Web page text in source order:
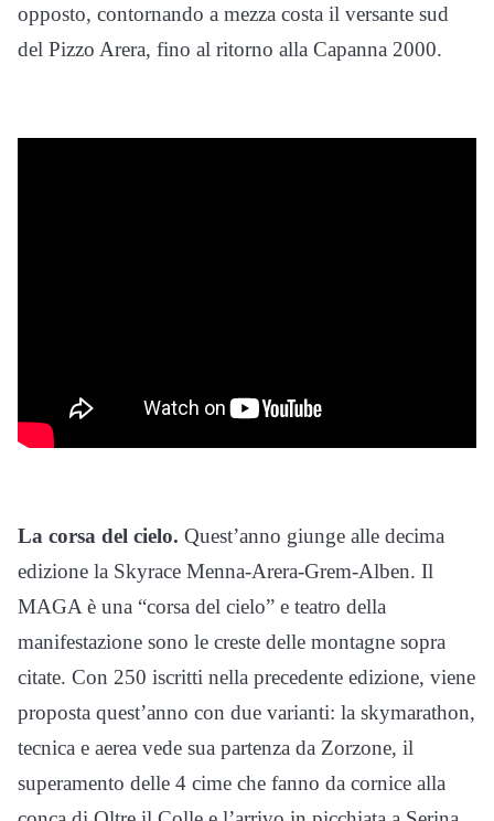
opposto, contornando a mezza costa il versante sud
del Pizzo Arera, fino al ritorno alla Capanna 2000.
La corsa del cielo. Quest’anno giunge alle decima
edizione la Skyrace Menna-Arera-Grem-Alben. Il
MAGA è una “corsa del cielo” e teatro della
manifestazione sono le creste delle montagne sopra
citate. Con 250 iscritti nella precedente edizione, viene
proposta quest’anno con due varianti: la skymarathon,
tecnica e aerea vede sua partenza da Zorzone, il
superamento delle 4 cime che fanno da cornice alla